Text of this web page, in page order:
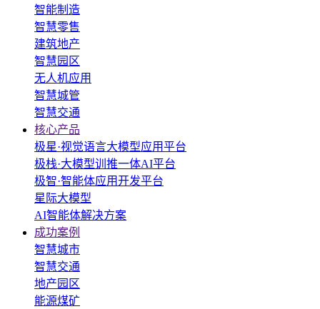
智能制造
智慧零售
建筑地产
智慧园区
无人机应用
智慧城管
智慧交通
核心产品
极星·视觉语言大模型应用平台
极栈·大模型训推一体AI平台
极智·智能体应用开发平台
星际大模型
AI智能体解决方案
成功案例
智慧城市
智慧交通
地产园区
能源煤矿